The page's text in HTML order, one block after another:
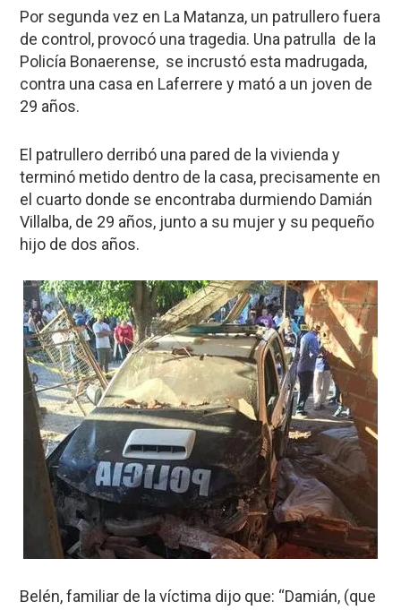
Por segunda vez en La Matanza, un patrullero fuera
de control, provocó una tragedia. Una patrulla de la
Policía Bonaerense, se incrustó esta madrugada,
contra una casa en Laferrere y mató a un joven de
29 años.
El patrullero derribó una pared de la vivienda y
terminó metido dentro de la casa, precisamente en
el cuarto donde se encontraba durmiendo Damián
Villalba, de 29 años, junto a su mujer y su pequeño
hijo de dos años.
Belén, familiar de la víctima dijo que: “Damián, (que